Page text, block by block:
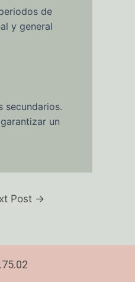
de
y general
secundarios.
un
Post →